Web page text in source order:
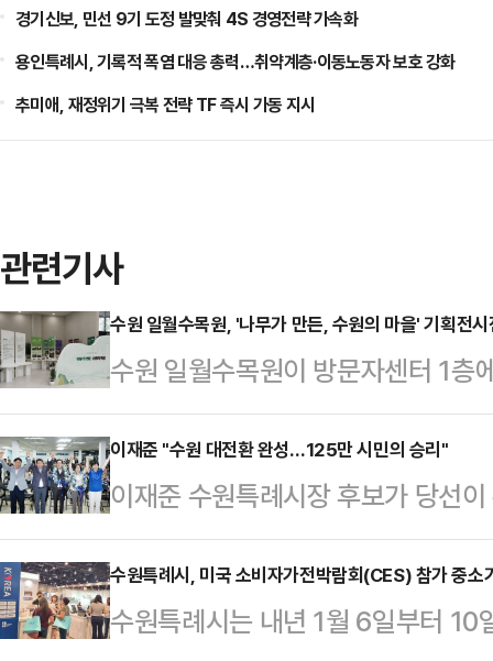
경기신보, 민선 9기 도정 발맞춰 4S 경영전략 가속화
용인특례시, 기록적 폭염 대응 총력…취약계층·이동노동자 보호 강화
추미애, 재정위기 극복 전략 TF 즉시 가동 지시
관련기사
수원 일월수목원, '나무가 만든, 수원의 마을' 기획전시
수원 일월수목원이 방문자센터 1
의 마을'을 연다.수원의 지명에 담
보며 나무와 숲이 도시와 마을의 형
다. 생성형 인공지능 기술을 활용해
이미지도 함께 선보인다.전시는 수
△송죽동(소나무·대나무) △파장
나무) △오목천동(벽오동나무) △
이재준 "수원 대전환 완성…125만 시민의 승리"
이재준 수원특례시장 후보가 당선
승리가 아니라 수원의 중단 없는 발
며 당선 소감을 밝혔다.이 당선인은
시민의 명령"이라며 "기쁨보다 책
수원특례시, 미국 소비자가전박람회(CES) 참가 중소
수원특례시는 내년 1월 6일부터